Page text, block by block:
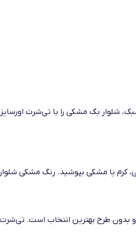
شلوار بگ مشکی را با تی‌شرت
کرم یا مشکی بپوشید. رنگ مشکی
و بدون طرح بهترین انتخاب است.